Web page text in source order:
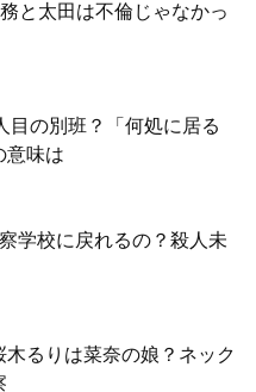
と太田は不倫じゃなかっ
の別班？「何処に居る
意味は
学校に戻れるの？殺人未
るりは菜奈の娘？ネック